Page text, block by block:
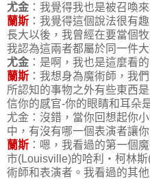
尤金 ：我覺得我也是被召喚
蘭斯 ：我覺得這個說法很有
長大以後，我曾經在要當個
我認為這兩者都屬於同一件
尤金 ：是啊，我也是這麼看的
蘭斯 ：我想身為魔術師，我
所認知的事物之外有些東西
信你的感官-你的眼睛和耳朵
尤金：沒錯，當你回想起你
中，有沒有哪一個表演者讓
蘭斯 ：嗯，我看過的第一個
市(Louisville)的哈利‧柯林斯
術師和表演者。我看過的其